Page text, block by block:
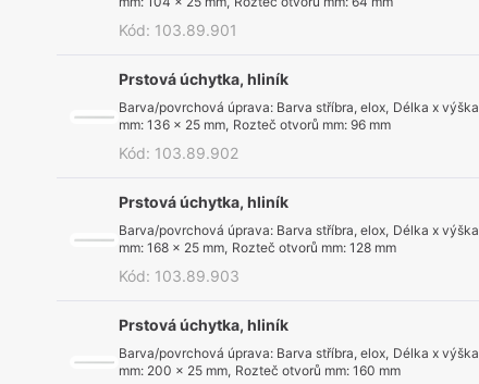
Kód: 103.89.901
Prstová úchytka, hliník
Barva/povrchová úprava: Barva stříbra, elox, Délka x výška
mm:136 x 25 mm, Rozteč otvorů mm:96 mm
Kód: 103.89.902
Prstová úchytka, hliník
Barva/povrchová úprava: Barva stříbra, elox, Délka x výška
mm:168 x 25 mm, Rozteč otvorů mm:128 mm
Kód: 103.89.903
Prstová úchytka, hliník
Barva/povrchová úprava: Barva stříbra, elox, Délka x výška
mm: 200 x 25 mm, Rozteč otvorů mm: 160 mm